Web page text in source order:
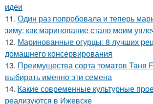
идеи
11. Один раз попробовала и теперь
зиму: как маринование стало моим
12. Маринованные огурцы: 8 лучших
домашнего консервирования
13. Преимущества сорта томатов Таня
выбирать именно эти семена
14. Какие современные культурные
реализуются в Ижевске